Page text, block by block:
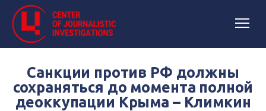
Санкции против РФ должны
сохраняться до момента полной
деоккупации Крыма – Климкин